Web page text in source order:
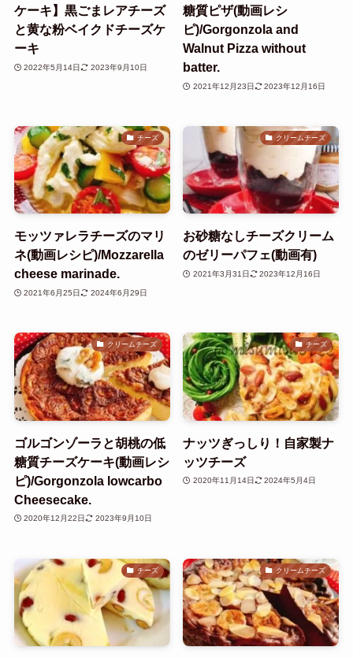
ケーキ】黒ごまレアチーズ
と黄な粉ベイクドチーズケ
ーキ
2022年5月14日 2023年9月10日
糖質ピザ(動画レシ
ピ)/Gorgonzola and
Walnut Pizza without
batter.
2021年12月23日 2023年12月16日
チーズ
モッツァレラチーズのマリ
ネ(動画レシピ)/Mozzarella
cheese marinade.
2021年6月25日 2024年6月29日
クリームチーズ
お砂糖なしチーズクリーム
のゼリーパフェ(動画有)
2021年3月31日 2023年12月16日
クリームチーズ
ゴルゴンゾーラと胡桃の低
糖質チーズケーキ(動画レシ
ピ)/Gorgonzola lowcarbo
Cheesecake.
2020年12月22日 2023年9月10日
チーズ
ナッツぎっしり！自家製ナ
ッツチーズ
2020年11月14日 2024年5月4日
チーズ クリームチーズ